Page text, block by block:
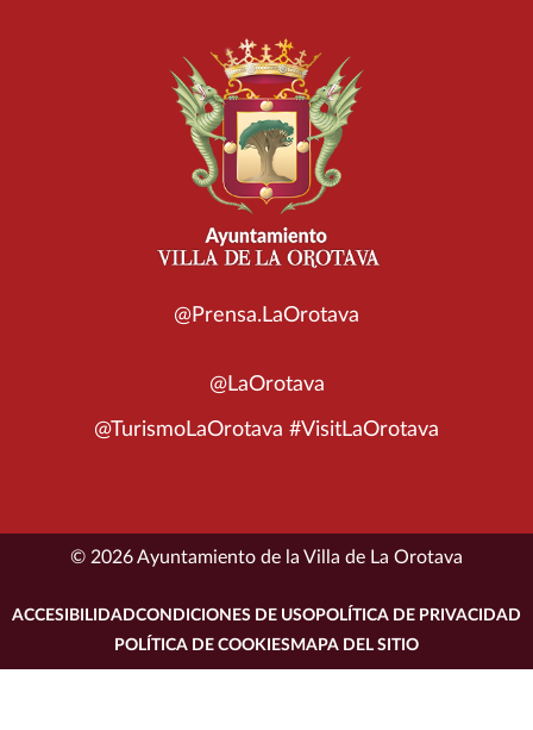
@Prensa.LaOrotava
@LaOrotava
@TurismoLaOrotava #VisitLaOrotava
© 2026 Ayuntamiento de la Villa de La Orotava
ACCESIBILIDADCONDICIONES DE USO POLÍTICA DE PRIVACIDAD
POLÍTICA DE COOKIESMAPA DEL SITIO